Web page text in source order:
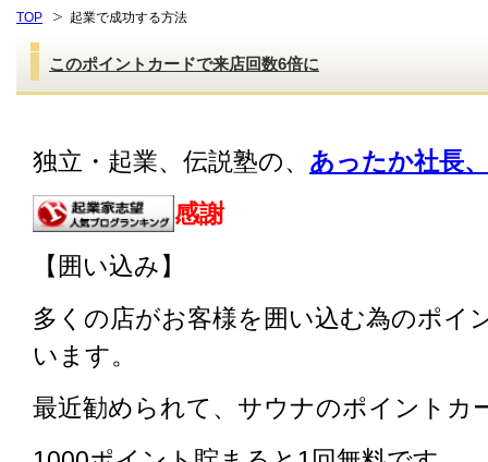
TOP 起業で成功する方法
このポイントカードで来店回数6倍に
独立・起業、伝説塾の、 あったか社長
感謝
【囲い込み】
多くの店がお客様を囲い込む為のポイ
います。
最近勧められて、サウナのポイントカ